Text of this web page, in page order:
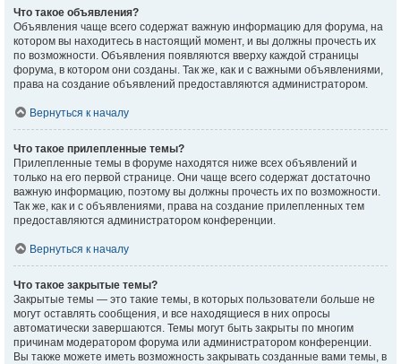
Что такое объявления?
Объявления чаще всего содержат важную информацию для форума, на
котором вы находитесь в настоящий момент, и вы должны прочесть их
по возможности. Объявления появляются вверху каждой страницы
форума, в котором они созданы. Так же, как и с важными объявлениями,
права на создание объявлений предоставляются администратором.
Вернуться к началу
Что такое прилепленные темы?
Прилепленные темы в форуме находятся ниже всех объявлений и
только на его первой странице. Они чаще всего содержат достаточно
важную информацию, поэтому вы должны прочесть их по возможности.
Так же, как и с объявлениями, права на создание прилепленных тем
предоставляются администратором конференции.
Вернуться к началу
Что такое закрытые темы?
Закрытые темы — это такие темы, в которых пользователи больше не
могут оставлять сообщения, и все находящиеся в них опросы
автоматически завершаются. Темы могут быть закрыты по многим
причинам модератором форума или администратором конференции.
Вы также можете иметь возможность закрывать созданные вами темы, в